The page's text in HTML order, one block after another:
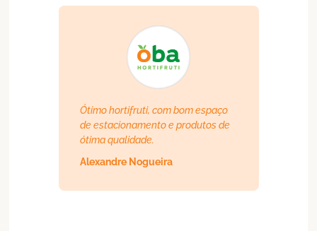
Ótimo hortifruti, com bom espaço
de estacionamento e produtos de
ótima qualidade.
Alexandre Nogueira